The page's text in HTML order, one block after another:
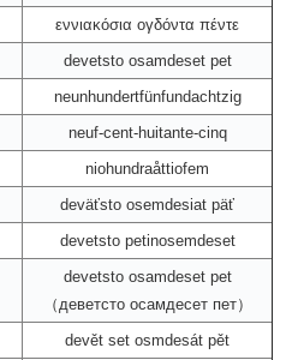
εννιακόσια ογδόντα πέντε
devetsto osamdeset pet
neunhundertfünfundachtzig
neuf-cent-huitante-cinq
niohundraåttiofem
deväťsto osemdesiat päť
devetsto petinosemdeset
devetsto osamdeset pet
（деветсто осамдесет пет）
devět set osmdesát pět